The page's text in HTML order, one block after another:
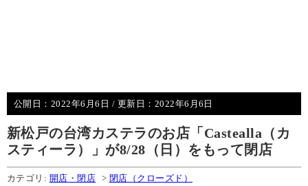
公開日： 2022年6月6日 / 更新日： 2022年6月6日
新松戸の台湾カステラのお店「Castealla（カ
スティーラ）」が8/28（日）をもって閉店
カテゴリ: 開店・閉店 > 閉店（クローズド）